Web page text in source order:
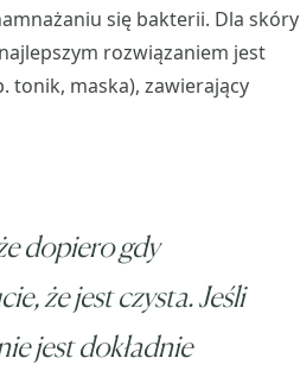
się bakterii. Dla skóry
rozwiązaniem jest
tonik, maska), zawierający
dopiero gdy
że jest czysta. Jeśli
jest dokładnie